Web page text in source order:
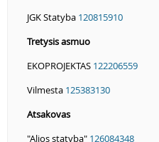
JGK Statyba 120815910
Tretysis asmuo
EKOPROJEKTAS 122206559
Vilmesta 125383130
Atsakovas
"Aljos statyba" 126084348